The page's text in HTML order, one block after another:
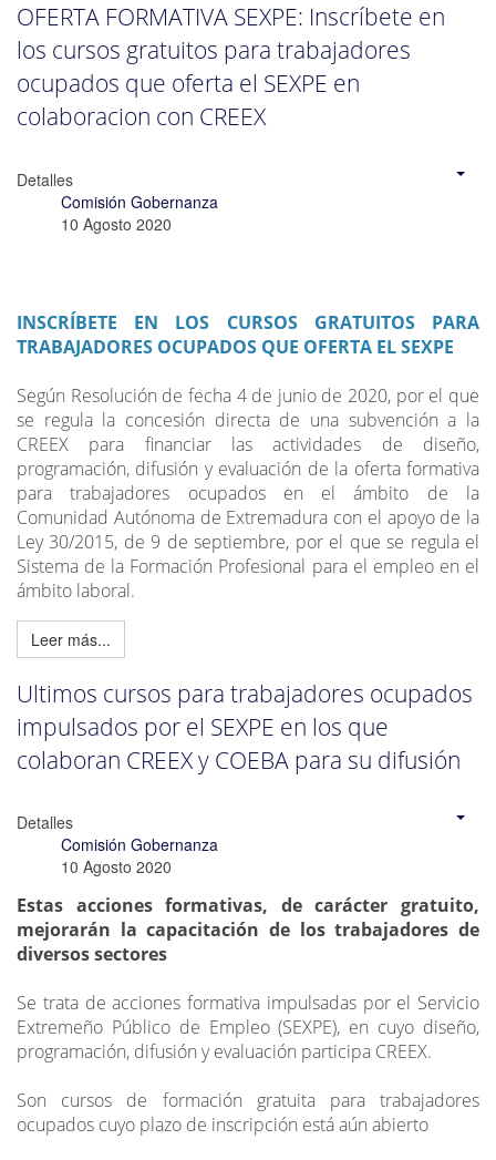
OFERTA FORMATIVA SEXPE: Inscríbete en
los cursos gratuitos para trabajadores
ocupados que oferta el SEXPE en
colaboracion con CREEX
Detalles
Comisión Gobernanza
10 Agosto 2020
INSCRÍBETE EN LOS CURSOS GRATUITOS PARA
TRABAJADORES OCUPADOS QUE OFERTA EL SEXPE
Según Resolución de fecha 4 de junio de 2020, por el que
se regula la concesión directa de una subvención a la
CREEX para financiar las actividades de diseño,
programación, difusión y evaluación de la oferta formativa
para trabajadores ocupados en el ámbito de la
Comunidad Autónoma de Extremadura con el apoyo de la
Ley 30/2015, de 9 de septiembre, por el que se regula el
Sistema de la Formación Profesional para el empleo en el
ámbito laboral.
Leer más...
Ultimos cursos para trabajadores ocupados
impulsados por el SEXPE en los que
colaboran CREEX y COEBA para su difusión
Detalles
Comisión Gobernanza
10 Agosto 2020
Estas acciones formativas, de carácter gratuito,
mejorarán la capacitación de los trabajadores de
diversos sectores
Se trata de acciones formativa impulsadas por el Servicio
Extremeño Público de Empleo (SEXPE), en cuyo diseño,
programación, difusión y evaluación participa CREEX.
Son cursos de formación gratuita para trabajadores
ocupados cuyo plazo de inscripción está aún abierto